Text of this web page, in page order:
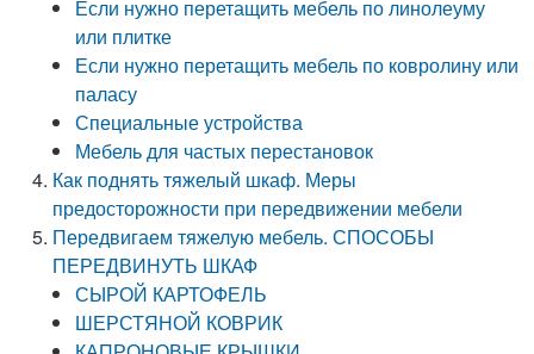
Если нужно перетащить мебель по линолеуму
или плитке
Если нужно перетащить мебель по ковролину или
паласу
Специальные устройства
Мебель для частых перестановок
Как поднять тяжелый шкаф. Меры
предосторожности при передвижении мебели
Передвигаем тяжелую мебель. СПОСОБЫ
ПЕРЕДВИНУТЬ ШКАФ
СЫРОЙ КАРТОФЕЛЬ
ШЕРСТЯНОЙ КОВРИК